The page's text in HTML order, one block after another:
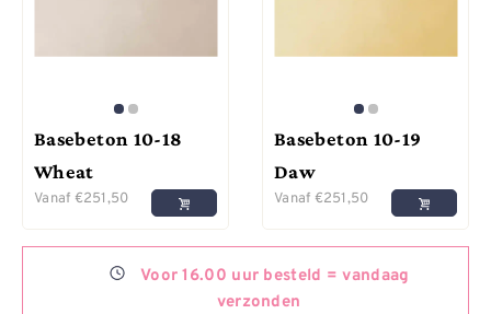
Basebeton 10-18
Wheat
Vanaf €251,50
Basebeton 10-19
Daw
Vanaf €251,50
Voor 16.00 uur besteld =vandaag
verzonden